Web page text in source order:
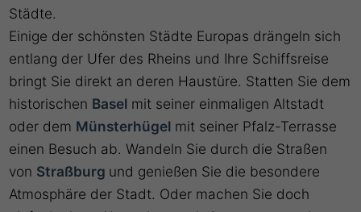
Städte.
Einige der schönsten Städte Europas drängeln sich
entlang der Ufer des Rheins und Ihre Schiffsreise
bringt Sie direkt an deren Haustüre. Statten Sie dem
historischen Basel mit seiner einmaligen Altstadt
oder dem Münsterhügel mit seiner Pfalz-Terrasse
einen Besuch ab. Wandeln Sie durch die Straßen
von Straßburg und genießen Sie die besondere
Atmosphäre der Stadt. Oder machen Sie doch